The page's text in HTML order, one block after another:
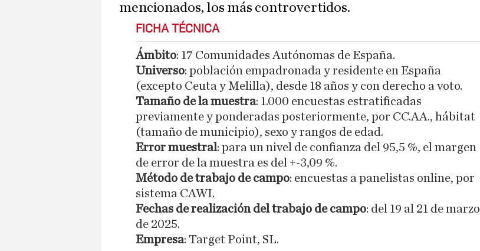
mencionados, los más controvertidos.
FICHA TÉCNICA
Ámbito: 17 Comunidades Autónomas de España.
Universo: población empadronada y residente en España
(excepto Ceuta y Melilla), desde 18 años y con derecho a voto.
Tamaño de la muestra: 1.000 encuestas estratificadas
previamente y ponderadas posteriormente, por CC.AA., hábitat
(tamaño de municipio), sexo y rangos de edad.
Error muestral: para un nivel de confianza del 95,5 %, el margen
de error de la muestra es del +-3,09 %.
Método de trabajo de campo: encuestas a panelistas online, por
sistema CAWI.
Fechas de realización del trabajo de campo: del 19 al 21 de marzo
de 2025.
Empresa: Target Point, SL.